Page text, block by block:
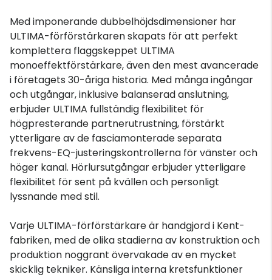
Med imponerande dubbelhöjdsdimensioner har
ULTIMA-förförstärkaren skapats för att perfekt
komplettera flaggskeppet ULTIMA
monoeffektförstärkare, även den mest avancerade
i företagets 30-åriga historia. Med många ingångar
och utgångar, inklusive balanserad anslutning,
erbjuder ULTIMA fullständig flexibilitet för
högpresterande partnerutrustning, förstärkt
ytterligare av de fasciamonterade separata
frekvens-EQ-justeringskontrollerna för vänster och
höger kanal. Hörlursutgångar erbjuder ytterligare
flexibilitet för sent på kvällen och personligt
lyssnande med stil.
Varje ULTIMA-förförstärkare är handgjord i Kent-
fabriken, med de olika stadierna av konstruktion och
produktion noggrant övervakade av en mycket
skicklig tekniker. Känsliga interna kretsfunktioner